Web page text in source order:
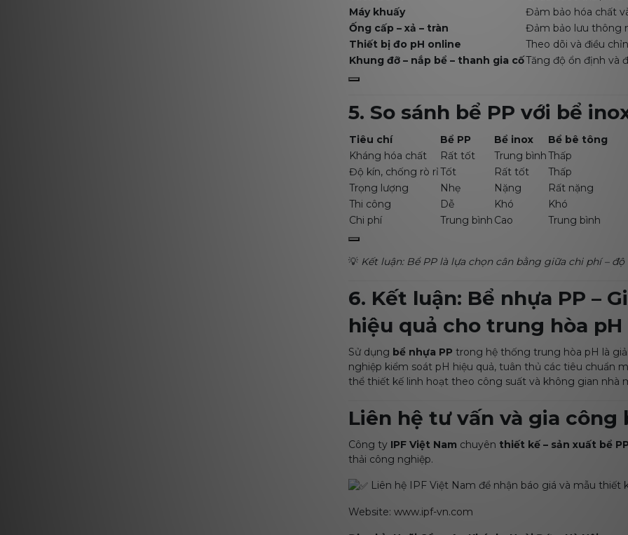
Máy khuấy
Đảm bảo hóa chất
Ống cấp – xả – tràn
Đảm bảo lưu thông
Thiết bị đo pH online
Theo dõi và điều
Khung đỡ – nắp bể – thanh gia cốTăng độ ổn định và
5. So sánh bể PP với bể
Tiêu chí Bể PP Bể inox
Bể bê tông
Kháng hóa chất
Rất tốt Trung bìnhThấp
Độ kín, chống rò rỉTốt Rất tốt
Thấp
Trọng lượng
Nhẹ Nặng
Rất nặng
Thi công
Dễ Khó
Khó
Chi phí
Trung bình Cao Trung bình
💡 Kết luận: Bể PP là lựa chọn cân bằng giữa chi phí –
6. Kết luận: Bể nhựa PP –
hiệu quả cho trung hòa pH
Sử dụng bể nhựa PP trong hệ thống trung hòa pH là
nghiệp kiểm soát pH hiệu quả, tuân thủ các tiêu chuẩn
thể thiết kế linh hoạt theo công suất và không gian nhà
Liên hệ tư vấn và gia công
Công ty IPF Việt Nam chuyên thiết kế – sản xuất bể
thải công nghiệp.
Liên hệ IPF Việt Nam để nhận báo giá và mẫu thiết
Website: www.ipf-vn.com